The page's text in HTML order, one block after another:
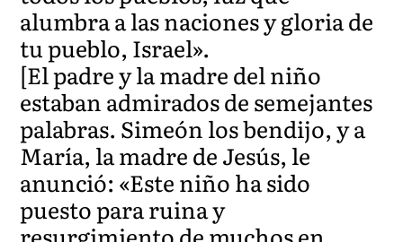
alumbra a las naciones y gloria de
tu pueblo, Israel».
[El padre y la madre del niño
estaban admirados de semejantes
palabras. Simeón los bendijo, y a
María, la madre de Jesús, le
anunció: «Este niño ha sido
puesto para ruina y